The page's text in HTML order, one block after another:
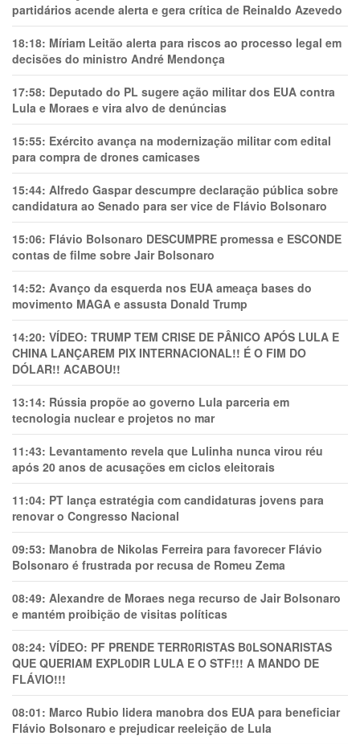
partidários acende alerta e gera crítica de Reinaldo Azevedo
18:18: Míriam Leitão alerta para riscos ao processo legal em
decisões do ministro André Mendonça
17:58: Deputado do PL sugere ação militar dos EUA contra
Lula e Moraes e vira alvo de denúncias
15:55: Exército avança na modernização militar com edital
para compra de drones camicases
15:44: Alfredo Gaspar descumpre declaração pública sobre
candidatura ao Senado para ser vice de Flávio Bolsonaro
15:06: Flávio Bolsonaro DESCUMPRE promessa e ESCONDE
contas de filme sobre Jair Bolsonaro
14:52: Avanço da esquerda nos EUA ameaça bases do
movimento MAGA e assusta Donald Trump
14:20: VÍDEO: TRUMP TEM CRlSE DE PÂNlCO APÓS LULA E
CHINA LANÇAREM PIX INTERNACIONAL!! É O FIM DO
DÓLAR!! ACABOU!!
13:14: Rússia propõe ao governo Lula parceria em
tecnologia nuclear e projetos no mar
11:43: Levantamento revela que Lulinha nunca virou réu
após 20 anos de acusações em ciclos eleitorais
11:04: PT lança estratégia com candidaturas jovens para
renovar o Congresso Nacional
09:53: Manobra de Nikolas Ferreira para favorecer Flávio
Bolsonaro é frustrada por recusa de Romeu Zema
08:49: Alexandre de Moraes nega recurso de Jair Bolsonaro
e mantém proibição de visitas políticas
08:24: VÍDEO: PF PRENDE TERR0RlSTAS B0LSONARlSTAS
QUE QUERIAM EXPL0DlR LULA E O STF!!! A MANDO DE
FLÁVIO!!!
08:01: Marco Rubio lidera manobra dos EUA para beneficiar
Flávio Bolsonaro e prejudicar reeleição de Lula